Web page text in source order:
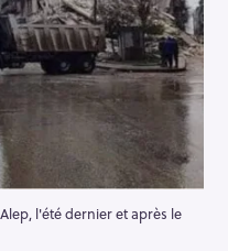
l'été dernier et après le